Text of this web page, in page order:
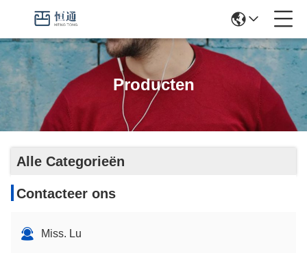
Producten
Alle Categorieën
Contacteer ons
Miss. Lu